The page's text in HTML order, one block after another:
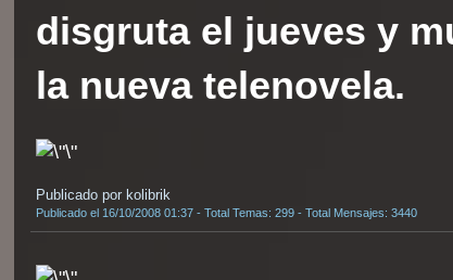
disgruta el jueves y
la nueva telenovela.
Publicado por kolibrik
Publicado el 16/10/2008 01:37 - Total Temas: 299 - Total Mensajes: 3440